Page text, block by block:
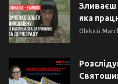
Зливаєш
яка
Oleksii